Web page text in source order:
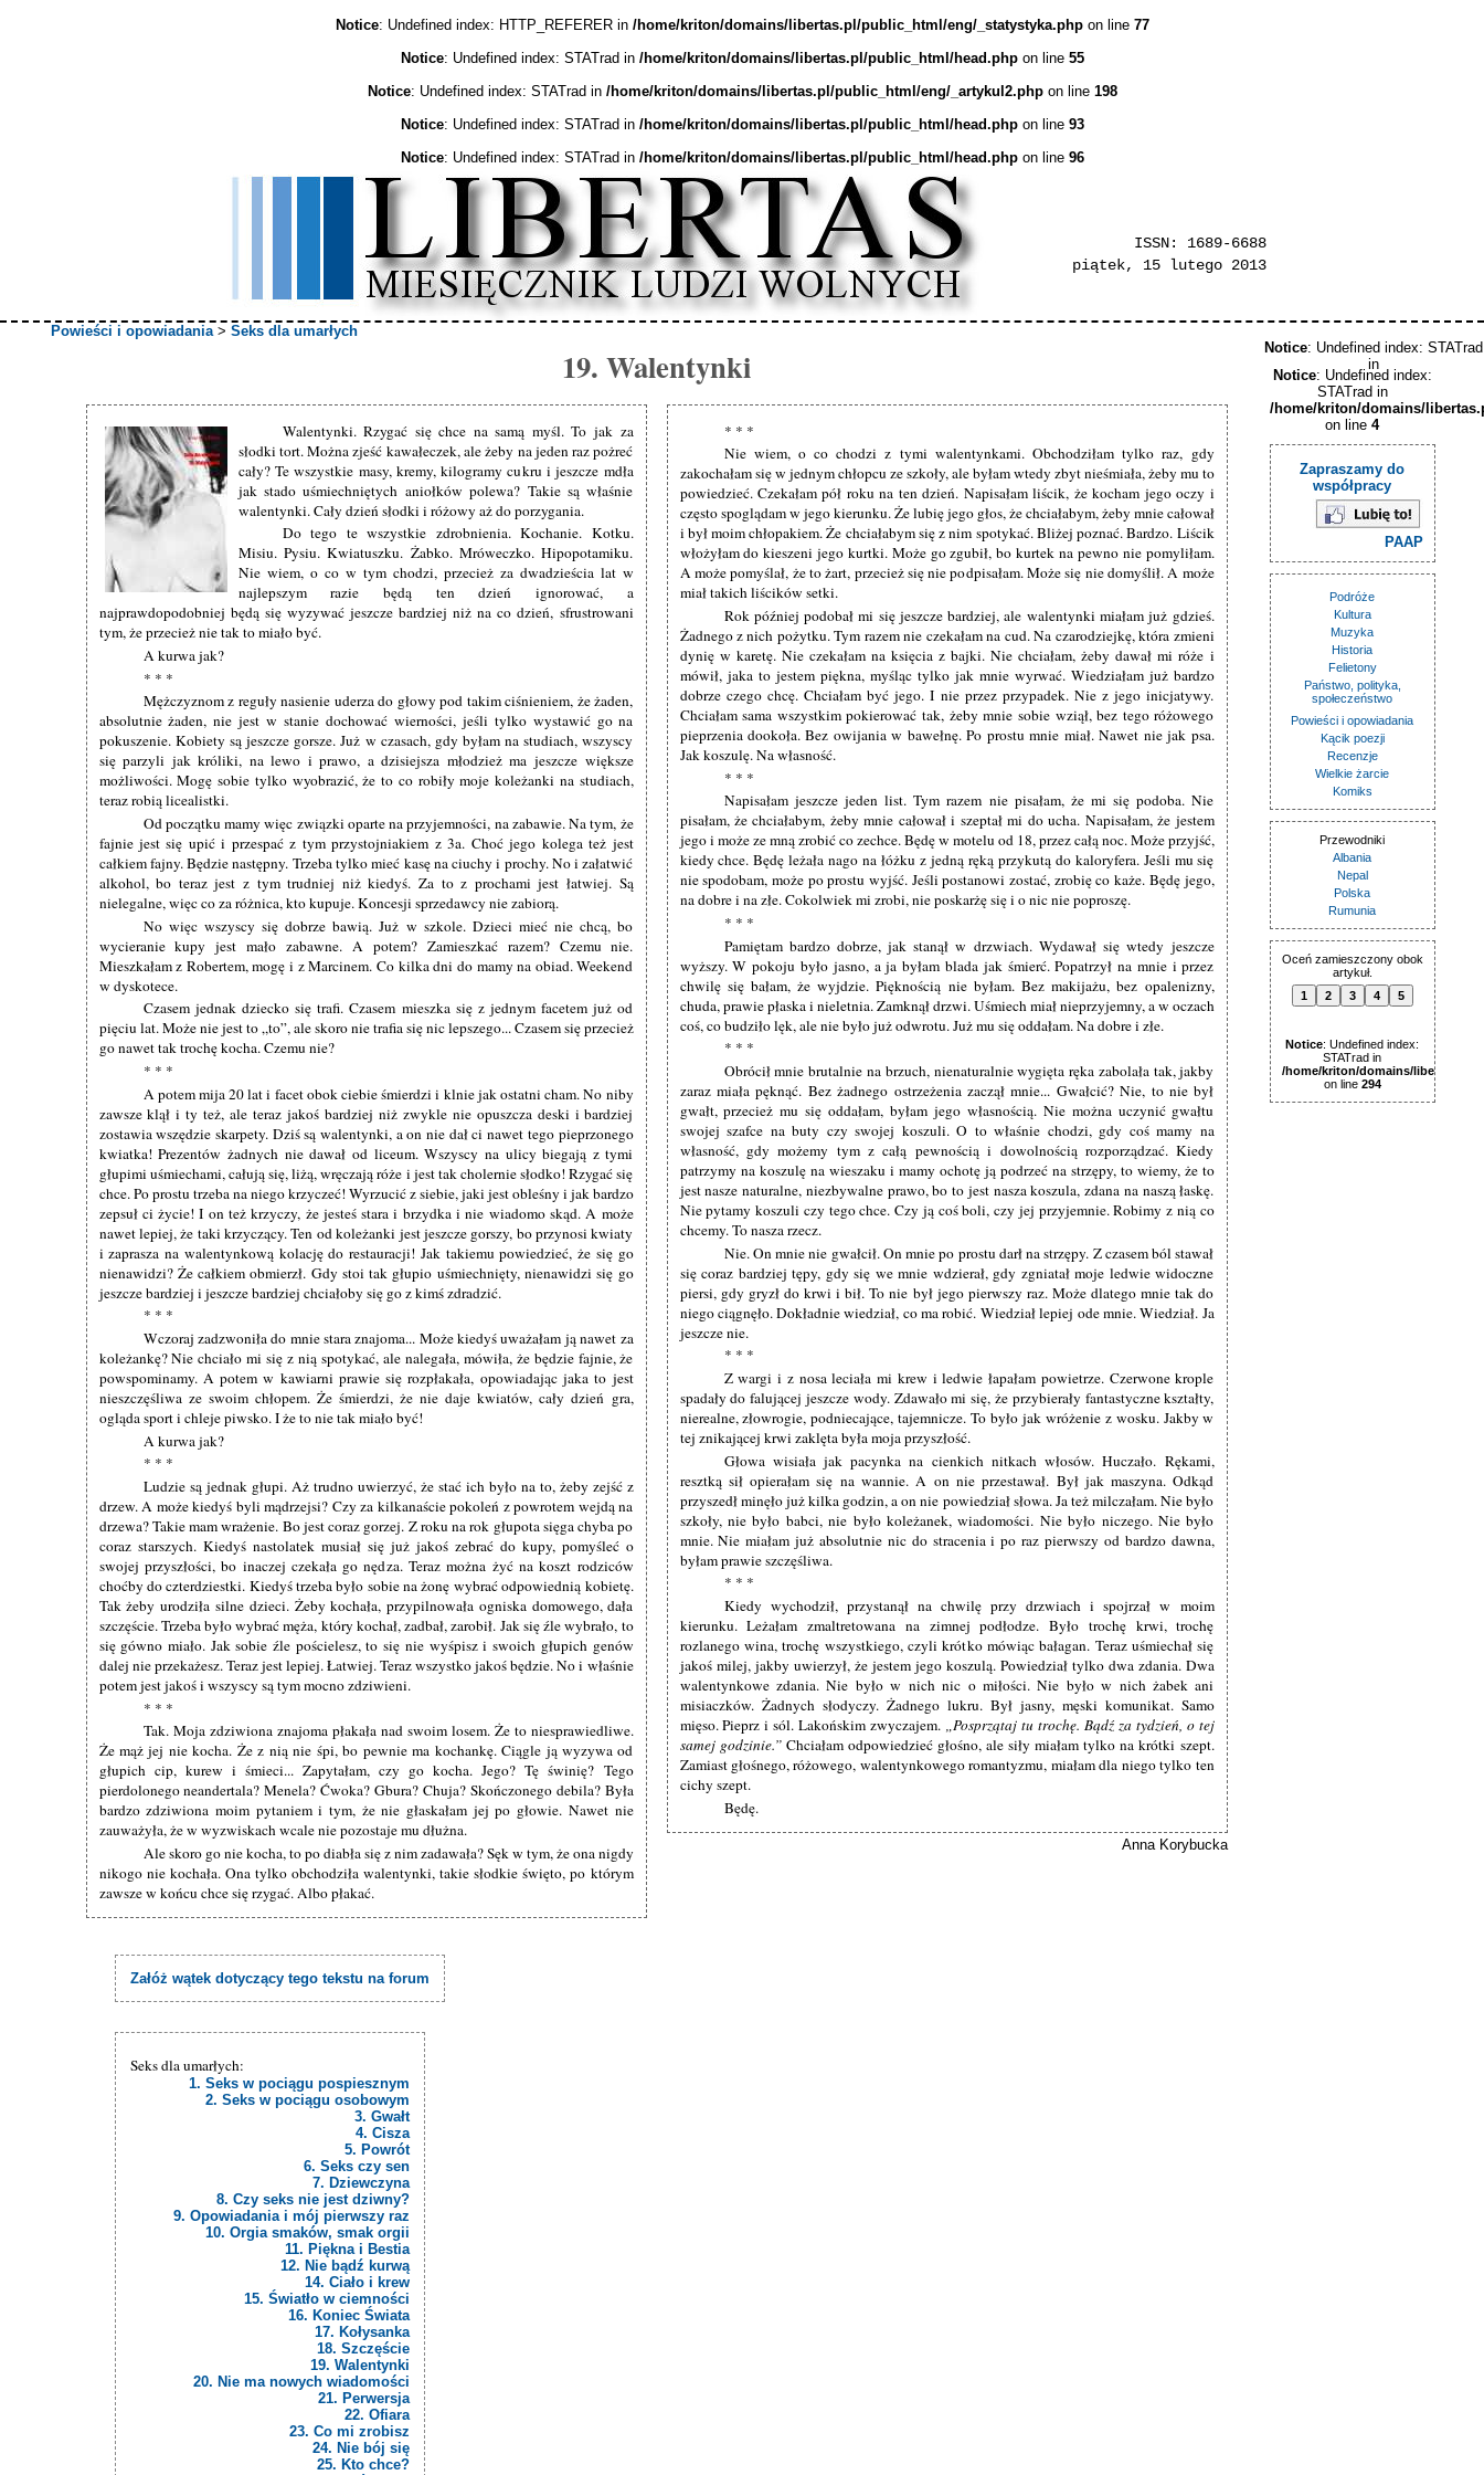
Notice: Undefined index: HTTP_REFERER in /home/kriton/domains/libertas.pl/public_html/eng/_statystyka.phpon line 77
Notice: Undefined index: STATrad in /home/kriton/domains/libertas.pl/public_html/head.phpon line 55
Notice: Undefined index: STATrad in /home/kriton/domains/libertas.pl/public_html/eng/_artykul2.phpon line 198
Notice: Undefined index: STATrad in /home/kriton/domains/libertas.pl/public_html/head.phpon line 93
Notice: Undefined index: STATrad in /home/kriton/domains/libertas.pl/public_html/head.phpon line 96
ISSN: 1689-6688
piątek, 15 lutego 2013
Powieści i opowiadania> Seks dla umarłych
19. Walentynki
Walentynki. Rzygać się chce na samą myśl. To jak za
słodki tort. Można zjeść kawałeczek, ale żeby na jeden raz pożreć
cały? Te wszystkie masy, kremy, kilogramy cukru i jeszcze mdła
jak stado uśmiechniętych aniołków polewa? Takie są właśnie
walentynki. Cały dzień słodki i różowy aż do porzygania.
Do tego te wszystkie zdrobnienia. Kochanie. Kotku.
Misiu. Pysiu. Kwiatuszku. Żabko. Mróweczko. Hipopotamiku.
Nie wiem, o co w tym chodzi, przecież za dwadzieścia lat w
najlepszym razie będą ten dzień ignorować, a
najprawdopodobniej będą się wyzywać jeszcze bardziej niż na co dzień, sfrustrowani
tym, że przecież nie tak to miało być.
A kurwa jak?
* * *
Mężczyznom z reguły nasienie uderza do głowy pod takim ciśnieniem, że żaden,
absolutnie żaden, nie jest w stanie dochować wierności, jeśli tylko wystawić go na
pokuszenie. Kobiety są jeszcze gorsze. Już w czasach, gdy byłam na studiach, wszyscy
się parzyli jak króliki, na lewo i prawo, a dzisiejsza młodzież ma jeszcze większe
możliwości. Mogę sobie tylko wyobrazić, że to co robiły moje koleżanki na studiach,
teraz robią licealistki.
Od początku mamy więc związki oparte na przyjemności, na zabawie. Na tym, że
fajnie jest się upić i przespać z tym przystojniakiem z 3a. Choć jego kolega też jest
całkiem fajny. Będzie następny. Trzeba tylko mieć kasę na ciuchy i prochy. No i załatwić
alkohol, bo teraz jest z tym trudniej niż kiedyś. Za to z prochami jest łatwiej. Są
nielegalne, więc co za różnica, kto kupuje. Koncesji sprzedawcy nie zabiorą.
No więc wszyscy się dobrze bawią. Już w szkole. Dzieci mieć nie chcą, bo
wycieranie kupy jest mało zabawne. A potem? Zamieszkać razem? Czemu nie.
Mieszkałam z Robertem, mogę i z Marcinem. Co kilka dni do mamy na obiad. Weekend
w dyskotece.
Czasem jednak dziecko się trafi. Czasem mieszka się z jednym facetem już od
pięciu lat. Może nie jest to „to”, ale skoro nie trafia się nic lepszego... Czasem się przecież
go nawet tak trochę kocha. Czemu nie?
* * *
A potem mija 20 lat i facet obok ciebie śmierdzi i klnie jak ostatni cham. No niby
zawsze klął i ty też, ale teraz jakoś bardziej niż zwykle nie opuszcza deski i bardziej
zostawia wszędzie skarpety. Dziś są walentynki, a on nie dał ci nawet tego pieprzonego
kwiatka! Prezentów żadnych nie dawał od liceum. Wszyscy na ulicy biegają z tymi
głupimi uśmiechami, całują się, liżą, wręczają róże i jest tak cholernie słodko! Rzygać się
chce. Po prostu trzeba na niego krzyczeć! Wyrzucić z siebie, jaki jest obleśny i jak bardzo
zepsuł ci życie! I on też krzyczy, że jesteś stara i brzydka i nie wiadomo skąd. A może
nawet lepiej, że taki krzyczący. Ten od koleżanki jest jeszcze gorszy, bo przynosi kwiaty
i zaprasza na walentynkową kolację do restauracji! Jak takiemu powiedzieć, że się go
nienawidzi? Że całkiem obmierzł. Gdy stoi tak głupio uśmiechnięty, nienawidzi się go
jeszcze bardziej i jeszcze bardziej chciałoby się go z kimś zdradzić.
* * *
Wczoraj zadzwoniła do mnie stara znajoma... Może kiedyś uważałam ją nawet za
koleżankę? Nie chciało mi się z nią spotykać, ale nalegała, mówiła, że będzie fajnie, że
powspominamy. A potem w kawiarni prawie się rozpłakała, opowiadając jaka to jest
nieszczęśliwa ze swoim chłopem. Że śmierdzi, że nie daje kwiatów, cały dzień gra,
ogląda sport i chleje piwsko. I że to nie tak miało być!
A kurwa jak?
* * *
Ludzie są jednak głupi. Aż trudno uwierzyć, że stać ich było na to, żeby zejść z
drzew. A może kiedyś byli mądrzejsi? Czy za kilkanaście pokoleń z powrotem wejdą na
drzewa? Takie mam wrażenie. Bo jest coraz gorzej. Z roku na rok głupota sięga chyba po
coraz starszych. Kiedyś nastolatek musiał się już jakoś zebrać do kupy, pomyśleć o
swojej przyszłości, bo inaczej czekała go nędza. Teraz można żyć na koszt rodziców
choćby do czterdziestki. Kiedyś trzeba było sobie na żonę wybrać odpowiednią kobietę.
Tak żeby urodziła silne dzieci. Żeby kochała, przypilnowała ogniska domowego, dała
szczęście. Trzeba było wybrać męża, który kochał, zadbał, zarobił. Jak się źle wybrało, to
się gówno miało. Jak sobie źle pościelesz, to się nie wyśpisz i swoich głupich genów
dalej nie przekażesz. Teraz jest lepiej. Łatwiej. Teraz wszystko jakoś będzie. No i właśnie
potem jest jakoś i wszyscy są tym mocno zdziwieni.
* * *
Tak. Moja zdziwiona znajoma płakała nad swoim losem. Że to niesprawiedliwe.
Że mąż jej nie kocha. Że z nią nie śpi, bo pewnie ma kochankę. Ciągle ją wyzywa od
głupich cip, kurew i śmieci... Zapytałam, czy go kocha. Jego? Tę świnię? Tego
pierdolonego neandertala? Menela? Ćwoka? Gbura? Chuja? Skończonego debila? Była
bardzo zdziwiona moim pytaniem i tym, że nie głaskałam jej po głowie. Nawet nie
zauważyła, że w wyzwiskach wcale nie pozostaje mu dłużna.
Ale skoro go nie kocha, to po diabła się z nim zadawała? Sęk w tym, że ona nigdy
nikogo nie kochała. Ona tylko obchodziła walentynki, takie słodkie święto, po którym
zawsze w końcu chce się rzygać. Albo płakać.
* * *
Nie wiem, o co chodzi z tymi walentynkami. Obchodziłam tylko raz, gdy
zakochałam się w jednym chłopcu ze szkoły, ale byłam wtedy zbyt nieśmiała, żeby mu to
powiedzieć. Czekałam pół roku na ten dzień. Napisałam liścik, że kocham jego oczy i
często spoglądam w jego kierunku. Że lubię jego głos, że chciałabym, żeby mnie całował
i był moim chłopakiem. Że chciałabym się z nim spotykać. Bliżej poznać. Bardzo. Liścik
włożyłam do kieszeni jego kurtki. Może go zgubił, bo kurtek na pewno nie pomyliłam.
A może pomyślał, że to żart, przecież się nie podpisałam. Może się nie domyślił. A może
miał takich liścików setki.
Rok później podobał mi się jeszcze bardziej, ale walentynki miałam już gdzieś.
Żadnego z nich pożytku. Tym razem nie czekałam na cud. Na czarodziejkę, która zmieni
dynię w karetę. Nie czekałam na księcia z bajki. Nie chciałam, żeby dawał mi róże i
mówił, jaka to jestem piękna, myśląc tylko jak mnie wyrwać. Wiedziałam już bardzo
dobrze czego chcę. Chciałam być jego. I nie przez przypadek. Nie z jego inicjatywy.
Chciałam sama wszystkim pokierować tak, żeby mnie sobie wziął, bez tego różowego
pieprzenia dookoła. Bez owijania w bawełnę. Po prostu mnie miał. Nawet nie jak psa.
Jak koszulę. Na własność.
* * *
Napisałam jeszcze jeden list. Tym razem nie pisałam, że mi się podoba. Nie
pisałam, że chciałabym, żeby mnie całował i szeptał mi do ucha. Napisałam, że jestem
jego i może ze mną zrobić co zechce. Będę w motelu od 18, przez całą noc. Może przyjść,
kiedy chce. Będę leżała nago na łóżku z jedną ręką przykutą do kaloryfera. Jeśli mu się
nie spodobam, może po prostu wyjść. Jeśli postanowi zostać, zrobię co każe. Będę jego,
na dobre i na złe. Cokolwiek mi zrobi, nie poskarżę się i o nic nie poproszę.
* * *
Pamiętam bardzo dobrze, jak stanął w drzwiach. Wydawał się wtedy jeszcze
wyższy. W pokoju było jasno, a ja byłam blada jak śmierć. Popatrzył na mnie i przez
chwilę się bałam, że wyjdzie. Pięknością nie byłam. Bez makijażu, bez opalenizny,
chuda, prawie płaska i nieletnia. Zamknął drzwi. Uśmiech miał nieprzyjemny, a w oczach
coś, co budziło lęk, ale nie było już odwrotu. Już mu się oddałam. Na dobre i złe.
* * *
Obrócił mnie brutalnie na brzuch, nienaturalnie wygięta ręka zabolała tak, jakby
zaraz miała pęknąć. Bez żadnego ostrzeżenia zaczął mnie... Gwałcić? Nie, to nie był
gwałt, przecież mu się oddałam, byłam jego własnością. Nie można uczynić gwałtu
swojej szafce na buty czy swojej koszuli. O to właśnie chodzi, gdy coś mamy na
własność, gdy możemy tym z całą pewnością i dowolnością rozporządzać. Kiedy
patrzymy na koszulę na wieszaku i mamy ochotę ją podrzeć na strzępy, to wiemy, że to
jest nasze naturalne, niezbywalne prawo, bo to jest nasza koszula, zdana na naszą łaskę.
Nie pytamy koszuli czy tego chce. Czy ją coś boli, czy jej przyjemnie. Robimy z nią co
chcemy. To nasza rzecz.
Nie. On mnie nie gwałcił. On mnie po prostu darł na strzępy. Z czasem ból stawał
się coraz bardziej tępy, gdy się we mnie wdzierał, gdy zgniatał moje ledwie widoczne
piersi, gdy gryzł do krwi i bił. To nie był jego pierwszy raz. Może dlatego mnie tak do
niego ciągnęło. Dokładnie wiedział, co ma robić. Wiedział lepiej ode mnie. Wiedział. Ja
jeszcze nie.
* * *
Z wargi i z nosa leciała mi krew i ledwie łapałam powietrze. Czerwone krople
spadały do falującej jeszcze wody. Zdawało mi się, że przybierały fantastyczne kształty,
nierealne, złowrogie, podniecające, tajemnicze. To było jak wróżenie z wosku. Jakby w
tej znikającej krwi zaklęta była moja przyszłość.
Głowa wisiała jak pacynka na cienkich nitkach włosów. Huczało. Rękami,
resztką sił opierałam się na wannie. A on nie przestawał. Był jak maszyna. Odkąd
przyszedł minęło już kilka godzin, a on nie powiedział słowa. Ja też milczałam. Nie było
szkoły, nie było babci, nie było koleżanek, wiadomości. Nie było niczego. Nie było
mnie. Nie miałam już absolutnie nic do stracenia i po raz pierwszy od bardzo dawna,
byłam prawie szczęśliwa.
* * *
Kiedy wychodził, przystanął na chwilę przy drzwiach i spojrzał w moim
kierunku. Leżałam zmaltretowana na zimnej podłodze. Było trochę krwi, trochę
rozlanego wina, trochę wszystkiego, czyli krótko mówiąc bałagan. Teraz uśmiechał się
jakoś milej, jakby uwierzył, że jestem jego koszulą. Powiedział tylko dwa zdania. Dwa
walentynkowe zdania. Nie było w nich nic o miłości. Nie było w nich żabek ani
misiaczków. Żadnych słodyczy. Żadnego lukru. Był jasny, męski komunikat. Samo
mięso. Pieprz i sól. Lakońskim zwyczajem.
Posprzątaj tu trochę. Bądź za tydzień, o tej
samej godzinie. Chciałam odpowiedzieć głośno, ale siły miałam tylko na krótki szept.
Zamiast głośnego, różowego, walentynkowego romantyzmu, miałam dla niego tylko ten
cichy szept.
Będę.
Anna Korybucka
Załóż wątek dotyczący tego tekstu na forum
Seks dla umarłych:
1. Seks w pociągu pospiesznym
2. Seks w pociągu osobowym
3. Gwałt
4. Cisza
5. Powrót
6. Seks czy sen
7. Dziewczyna
8. Czy seks nie jest dziwny?
9. Opowiadania i mój pierwszy raz
10. Orgia smaków, smak orgii
11. Piękna i Bestia
12. Nie bądź kurwą
14. Ciało i krew
15. Światło w ciemności
16. Koniec Świata
17. Kołysanka
18. Szczęście
19. Walentynki
20. Nie ma nowych wiadomości
21. Perwersja
22. Ofiara
23. Co mi zrobisz
24. Nie bój się
25. Kto chce?
Notice: Undefined index:
STATrad in
/home/kriton/domains/
on line 4
Zapraszamy do
współpracy
PAAP
Podróże
Kultura
Muzyka
Historia
Felietony
Państwo, polityka,
społeczeństwo
Powieści i opowiadania
Kącik poezji
Recenzje
Wielkie żarcie
Komiks
Przewodniki
Albania
Nepal
Polska
Rumunia
Oceń zamieszczony obok
artykuł.
1
2 3 4 5
Notice: Undefined index:
STATrad in
/home/kriton/domains/libertas.pl/
on line 294
Notice: Undefined index: STATrad
in